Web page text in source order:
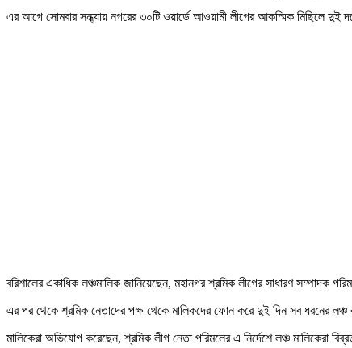
এর আগে সোমবার সন্ধ্যায় নগরের ৩০টি ওয়ার্ডে আওয়ামী লীগের আকস্মিক মিছিলে
বরিশালের একাধিক লঞ্চমালিক জানিয়েছেন, মহানগর শ্রমিক লীগের সাধারণ সম্পাদক
এর পর থেকে শ্রমিক নেতাদের পক্ষ থেকে মালিকদের ফোন করে দুই দিন সব ধরনের লঞ্চ
মালিকেরা অভিযোগ করেছেন, শ্রমিক লীগ নেতা পরিমলের এ নির্দেশে লঞ্চ